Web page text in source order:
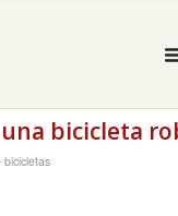
bicicleta
bicicletas